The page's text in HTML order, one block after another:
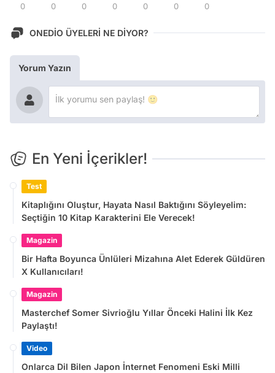
0 0 0 0 0 0 0
ONEDİO ÜYELERİ NE DİYOR?
Yorum Yazın
En Yeni İçerikler!
Test
Kitaplığını Oluştur, Hayata Nasıl Baktığını Söyleyelim:
Seçtiğin 10 Kitap Karakterini Ele Verecek!
Magazin
Bir Hafta Boyunca Ünlüleri Mizahına Alet Ederek Güldüren
X Kullanıcıları!
Magazin
Masterchef Somer Sivrioğlu Yıllar Önceki Halini İlk Kez
Paylaştı!
Video
Onlarca Dil Bilen Japon İnternet Fenomeni Eski Milli